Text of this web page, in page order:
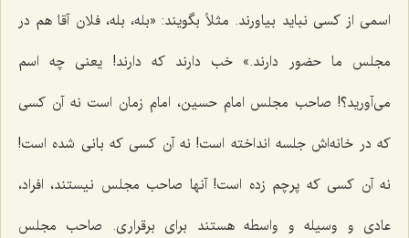
اسمی از کسی نباید بیاورند. مثلاً بگویند: «بله، بله، فلان آقا هم در
مجلس ما حضور دارند.» خب دارند که دارند! یعنی چه اسم
می‌آورید؟! صاحب مجلس امام حسین، امام زمان است نه آن کسی
که در خانه‌اش جلسه انداخته است! نه آن کسی که بانی شده است!
نه آن کسی که پرچم زده است! آنها صاحب مجلس نیستند، افراد،
عادی و وسیله و واسطه هستند برای برقراری. صاحب مجلس